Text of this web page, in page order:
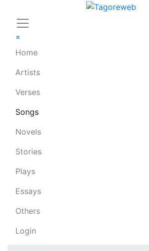
×
Home
Artists
Verses
Songs
Novels
Stories
Plays
Essays
Others
Login